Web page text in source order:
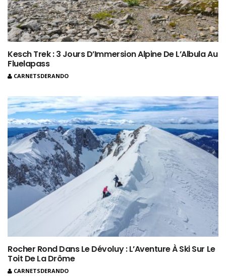
Kesch Trek : 3 Jours D’Immersion Alpine De L’Albula Au
Fluelapass
CARNETSDERANDO
Rocher Rond Dans Le Dévoluy : L’Aventure À Ski Sur Le
Toit De La Drôme
CARNETSDERANDO